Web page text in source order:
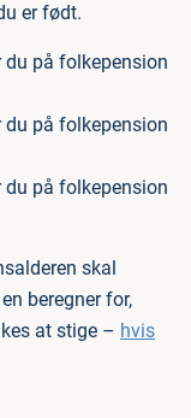
er født.
du på folkepension
du på folkepension
du på folkepension
skal
beregner for,
at stige – hvis